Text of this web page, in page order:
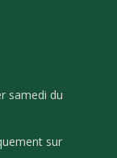
samedi du
sur